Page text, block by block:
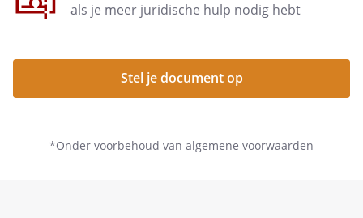
als je meer juridische hulp nodig hebt
Stel je document op
*Onder voorbehoud van algemene voorwaarden